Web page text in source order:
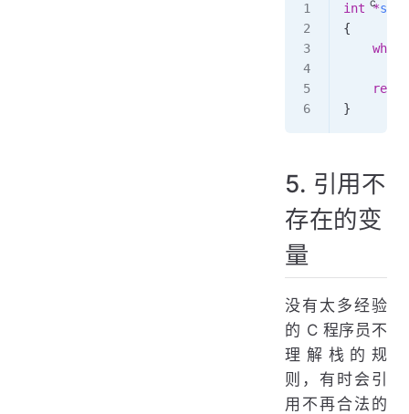
int *
{
    while
}
5. 引用不
存在的变
量
没有太多经验
的 C 程序员不
理解栈的规
则，有时会引
用不再合法的